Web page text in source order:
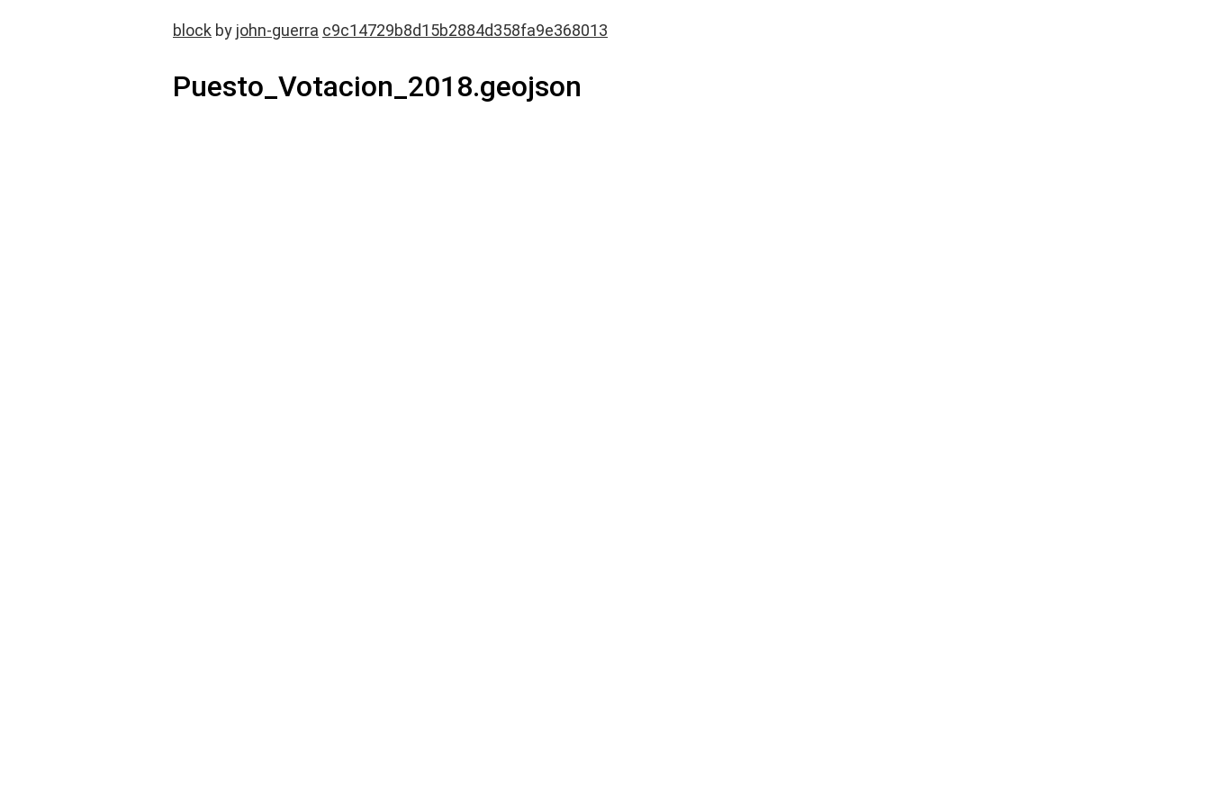
block by john-guerra c9c14729b8d15b2884d358fa9e368013
Puesto_Votacion_2018.geojson